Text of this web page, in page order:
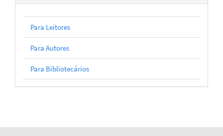
Para Leitores
Para Autores
Para Bibliotecários